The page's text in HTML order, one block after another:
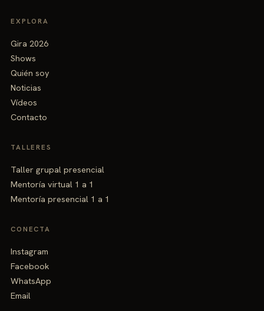
EXPLORA
Gira 2026
Shows
Quién soy
Noticias
Vídeos
Contacto
TALLERES
Taller grupal presencial
Mentoría virtual 1 a 1
Mentoría presencial 1 a 1
CONECTA
Instagram
Facebook
WhatsApp
Email